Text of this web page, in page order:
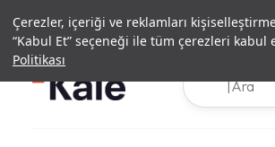
Çerezler, içeriği ve reklamları
“Kabul Et” seçeneği ile tüm çerezleri kabul
Politikası